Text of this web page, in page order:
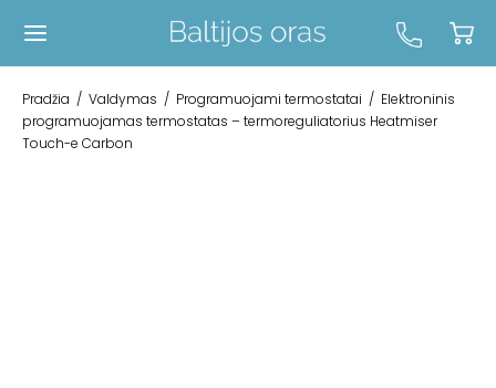
Pradžia / Valdymas / Programuojami termostatai / Elektroninis
programuojamas termostatas – termoreguliatorius Heatmiser
Touch-e Carbon